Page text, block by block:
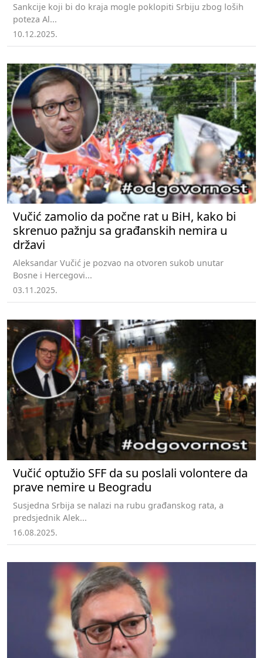
Sankcije koji bi do kraja mogle poklopiti Srbiju zbog loših
poteza Al...
10.12.2025.
Vučić zamolio da počne rat u BiH, kako bi
skrenuo pažnju sa građanskih nemira u
državi
Aleksandar Vučić je pozvao na otvoren sukob unutar
Bosne i Hercegovi...
03.11.2025.
Vučić optužio SFF da su poslali volontere da
prave nemire u Beogradu
Susjedna Srbija se nalazi na rubu građanskog rata, a
predsjednik Alek...
16.08.2025.